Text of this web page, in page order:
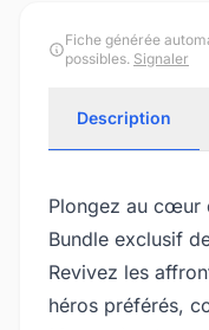
Fiche générée
possibles. Signaler
Description
Plongez au cœur
Bundle exclusif
Revivez les
héros préférés,